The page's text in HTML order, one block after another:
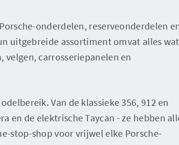
onderdelen, reserveonderdelen
uitgebreide assortiment omvat alles
carrosseriepanelen en
Van de klassieke 356, 912 en
en de elektrische Taycan - ze hebben
stop-shop voor vrijwel elke Porsche-